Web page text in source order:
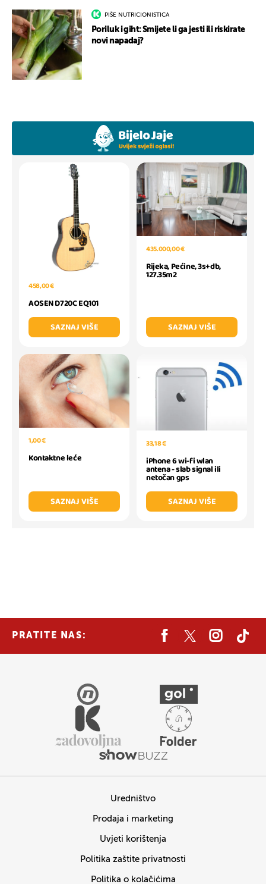
PIŠE NUTRICIONISTICA
Poriluk i giht: Smijete li ga jesti ili riskirate
novi napadaj?
458,00 €
AOSEN D720C EQ101
SAZNAJ VIŠE
435.000,00 €
Rijeka, Pećine, 3s+db,
127.35m2
SAZNAJ VIŠE
1,00 €
Kontaktne leće
SAZNAJ VIŠE
33,18 €
iPhone 6 wi-fi wlan
antena - slab signal ili
netočan gps
SAZNAJ VIŠE
PRATITE NAS:
Uredništvo
Prodaja i marketing
Uvjeti korištenja
Politika zaštite privatnosti
Politika o kolačićima